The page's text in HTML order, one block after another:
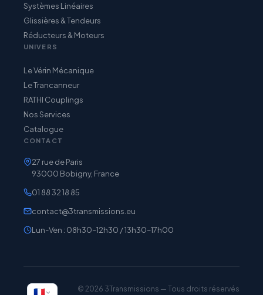
Systèmes Linéaires
Glissières & Tendeurs
Réducteurs & Moteurs
UNIVERS
Le Vérin Mécanique
Le Trancanneur
RATHI Couplings
Nos Services
Catalogue
CONTACT
27 rue de Paris
93000 Bobigny, France
01 88 32 18 85
contact@3transmissions.eu
Lun-Ven : 08h30–12h30 / 13h30–17h00
🇫🇷 © 2026 3Transmissions — Tous droits réservés